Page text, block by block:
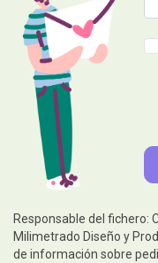
Responsable del fichero:
Milimetrado Diseño y
de información sobre